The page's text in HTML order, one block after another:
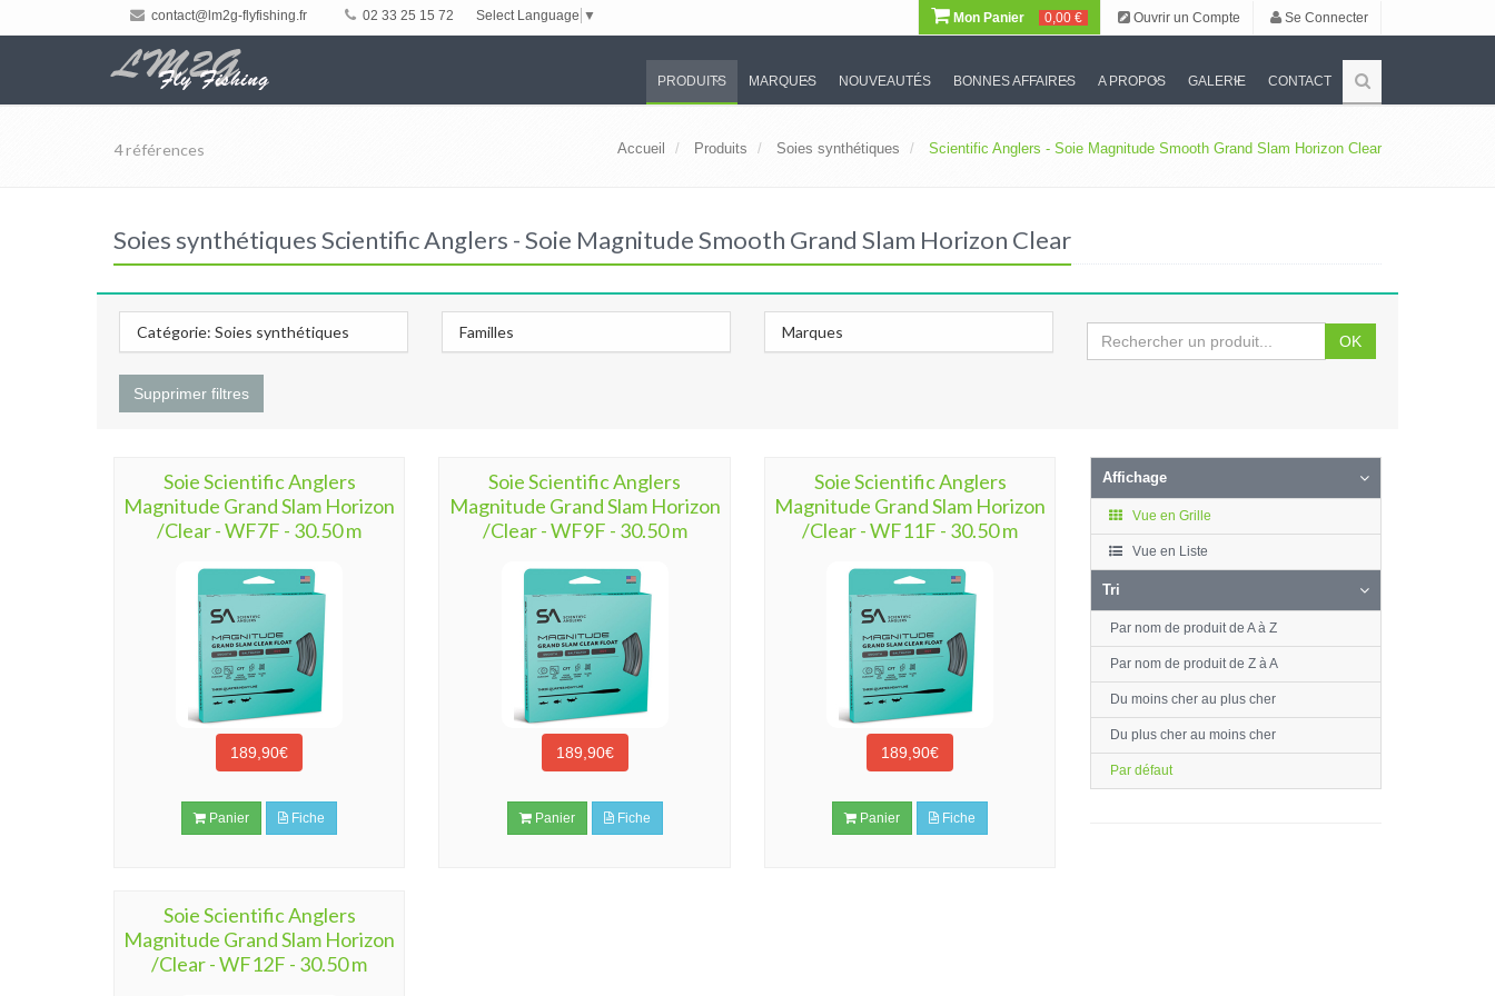
contact@lm2g-flyfishing.fr 02 33 25 15 72 Select Language ▼ Mon Panier 0,00 € Ouvrir un Compte Se Connecter
PRODUITS MARQUES NOUVEAUTÉS BONNES AFFAIRES A PROPOS GALERIE CONTACT
4 références Accueil Produits Soies synthétiques Scientific Anglers - Soie Magnitude Smooth Grand Slam Horizon Clear
Soies synthétiques Scientific Anglers - Soie Magnitude Smooth Grand Slam Horizon Clear
Catégorie: Soies synthétiques Familles Marques
Supprimer filtres
OK
Soie Scientific Anglers
Magnitude Grand Slam Horizon
/Clear - WF7F - 30.50 m
189,90€
Panier Fiche
Soie Scientific Anglers
Magnitude Grand Slam Horizon
/Clear - WF9F - 30.50 m
189,90€
Panier Fiche
Soie Scientific Anglers
Magnitude Grand Slam Horizon
/Clear - WF11F - 30.50 m
189,90€
Panier Fiche
Soie Scientific Anglers
Magnitude Grand Slam Horizon
/Clear - WF12F - 30.50 m
Affichage
Vue en Grille
Vue en Liste
Tri
Par nom de produit de A à Z
Par nom de produit de Z à A
Du moins cher au plus cher
Du plus cher au moins cher
Par défaut